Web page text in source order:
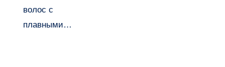
волос с
плавными…